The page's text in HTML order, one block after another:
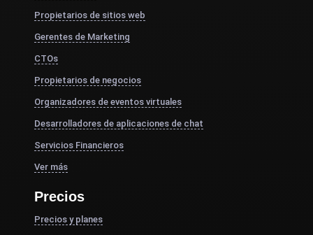
Propietarios de sitios web
Gerentes de Marketing
CTOs
Propietarios de negocios
Organizadores de eventos virtuales
Desarrolladores de aplicaciones de chat
Servicios Financieros
Ver más
Precios
Precios y planes